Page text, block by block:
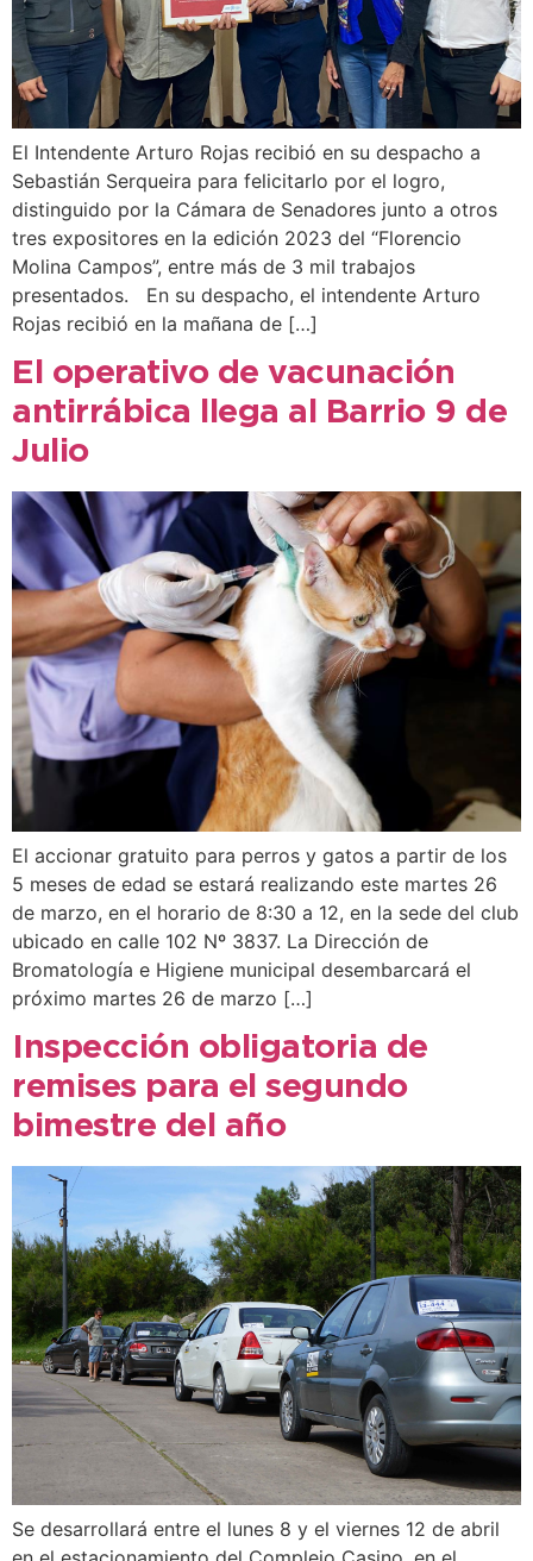
El Intendente Arturo Rojas recibió en su despacho a
Sebastián Serqueira para felicitarlo por el logro,
distinguido por la Cámara de Senadores junto a otros
tres expositores en la edición 2023 del “Florencio
Molina Campos”, entre más de 3 mil trabajos
presentados. En su despacho, el intendente Arturo
Rojas recibió en la mañana de […]
El operativo de vacunación
antirrábica llega al Barrio 9 de
Julio
El accionar gratuito para perros y gatos a partir de los
5 meses de edad se estará realizando este martes 26
de marzo, en el horario de 8:30 a 12, en la sede del club
ubicado en calle 102 Nº 3837. La Dirección de
Bromatología e Higiene municipal desembarcará el
próximo martes 26 de marzo […]
Inspección obligatoria de
remises para el segundo
bimestre del año
Se desarrollará entre el lunes 8 y el viernes 12 de abril